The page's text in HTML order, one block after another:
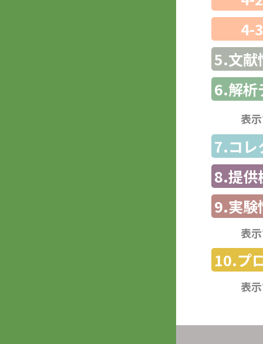
4-
5.文献
6.解析
表
7.コレ
8.提供
9.実験
表
10.プ
表